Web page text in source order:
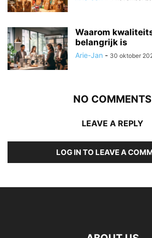
Waarom
belangrijk is
Arie-Jan - 30 oktober
NO COMMENTS
LEAVE A REPLY
LOG IN TO LEAVE A